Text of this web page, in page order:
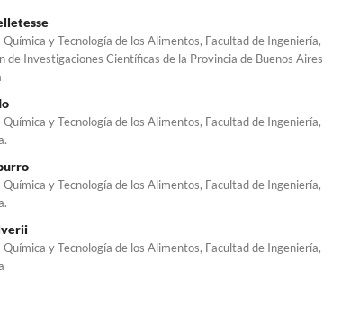
y Tecnología de los Alimentos, Facultad de Ingeniería,
de Investigaciones Científicas de la Provincia de Buenos Aires
y Tecnología de los Alimentos, Facultad de Ingeniería,
y Tecnología de los Alimentos, Facultad de Ingeniería,
y Tecnología de los Alimentos, Facultad de Ingeniería,